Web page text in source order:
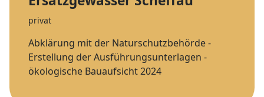
privat
Abklärung mit der Naturschutzbehörde -
Erstellung der Ausführungsunterlagen -
ökologische Bauaufsicht 2024